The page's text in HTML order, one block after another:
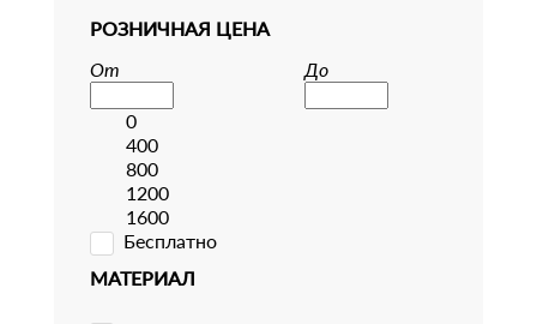
РОЗНИЧНАЯ ЦЕНА
От
До
0
400
800
1200
1600
Бесплатно
МАТЕРИАЛ